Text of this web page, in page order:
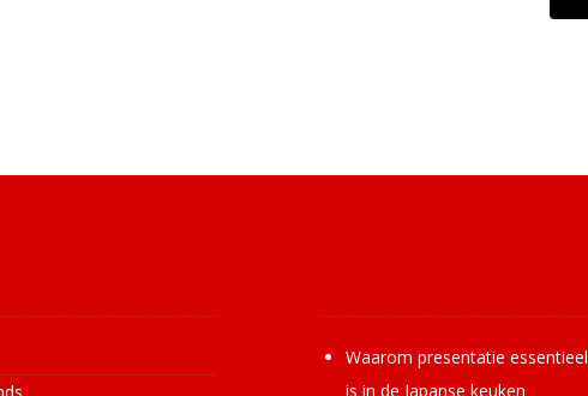
Waarom presentatie essentieel
is in de Japanse keuken